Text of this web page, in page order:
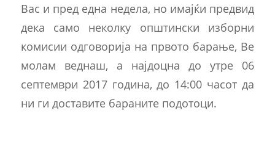
Вас и пред една недела, но имајќи предвид
дека само неколку општински изборни
комисии одговорија на првото барање, Be
молам веднаш, a најдоцна до утре 06
септември 2017 година, до 14:00 часот да
ни ги доставите бараните подотоци.